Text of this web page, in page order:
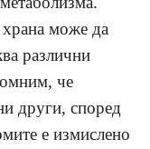
храна може да
различни
че
други, според
е измислено